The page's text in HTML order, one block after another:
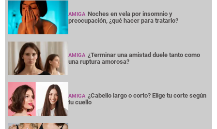
AMIGA Noches en vela por insomnio y
preocupación, ¿qué hacer para tratarlo?
AMIGA ¿Terminar una amistad duele tanto como
una ruptura amorosa?
AMIGA ¿Cabello largo o corto? Elige tu corte según
tu cuello